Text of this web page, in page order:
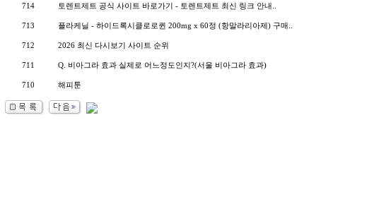
714 토렌트제트 공식 사이트 바로가기 - 토렌트제트 최신 링크 안내..
713 플라케닐 - 하이드록시클로로퀸 200mg x 60정 (항말라리아제) 구매..
712 2026 최신 다시보기 사이트 순위
711 Q. 비아그라 효과 실제로 어느정도인지?(서울 비아그라 효과)
710 해피툰